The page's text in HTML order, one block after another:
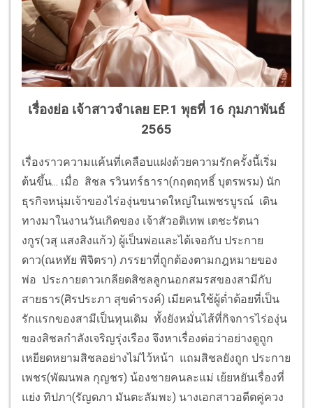
เรื่องย่อ เจ้าสาวจำเลย EP.1 พุธที่ 16 กุมภาพันธ์
2565
เรื่องราวความแค้นที่เคลือบแฝงด้วยความรักครั้งนี้เริ่ม
ต้นขึ้น... เมื่อ สิชล รวินทร์ธารา(กฤตฤทธิ์ บุตรพรม) นัก
ธุรกิจหนุ่มเจ้าของไร่องุ่นขนาดใหญ่ในเพชรบูรณ์ เดิน
ทางมาในงานวันเกิดของ เจ้าสัวอติเทพ เตชะรัตนา
งกูร(วสุ แสงสิงแก้ว) ผู้เป็นพ่อและได้เจอกับ ประกาย
ดาว(ณหทัย พิจิตรา) ภรรยาที่ถูกต้องตามกฎหมายของ
พ่อ ประกายดาวเกลียดสิชลลูกนอกสมรสของสามีกับ
สายธาร(ศิรประภา สุขดำรงค์) เมียคนใช้ผู้ต่ำต้อยที่เป็น
รักแรกของสามีเป็นทุนเดิม ทั้งยังหมั่นไส้ที่กิจการไร่องุ่น
ของสิชลกำลังเจริญรุ่งเรือง จึงหาเรื่องต่อว่าอย่างดูถูก
เหยียดหยามสิชลอย่างไม่ไว้หน้า แถมสิชลยังถูก ประกาย
เพชร(พัฒนพล กุญชร) น้องชายคนละแม่ เย้ยหยันเรื่องที่
แย่ง ทิปภา(รัญดภา มันตะลัมพะ) นางเอกสาวอดีตคู่ควง